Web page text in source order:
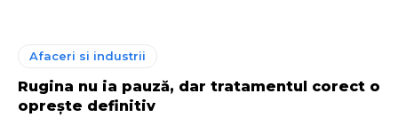
Afaceri si industrii
Rugina nu ia pauză, dar tratamentul corect o
oprește definitiv